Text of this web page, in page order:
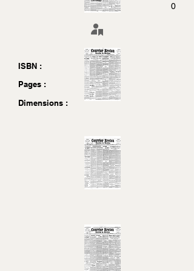
0
ISBN :
Pages :
Dimensions :